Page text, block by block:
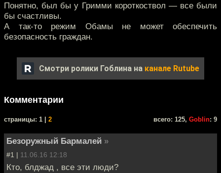
Понятно, был бы у Гримми короткоствол — все были
бы счастливы.
А так-то режим Обамы не может обеспечить
безопасность граждан.
Смотри ролики Гоблина на канале Rutube
Комментарии
cтраницы: 1 | 2 всего: 125, Goblin: 9
Безоружный Бармалей »
#1 | 11.06.16 12:18
Кто, блджад , все эти люди?